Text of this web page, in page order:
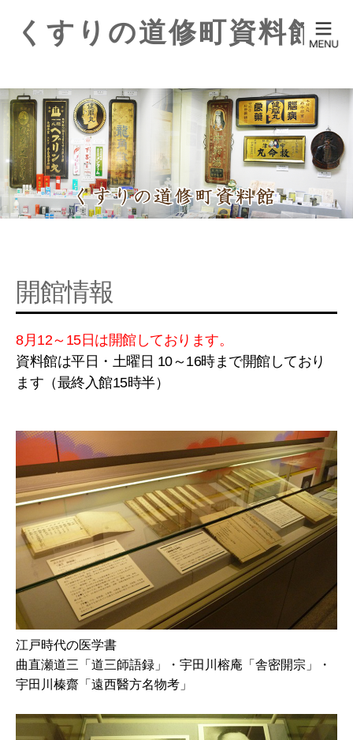
くすりの道修町資料館
開館情報
8月12～15日は開館しております。
資料館は平日・土曜日 10～16時まで開館しており
ます（最終入館15時半）
江戸時代の医学書
曲直瀬道三「道三師語録」・宇田川榕庵「舎密開宗」・
宇田川榛齋「遠西醫方名物考」